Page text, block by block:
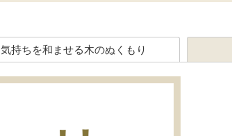
気持ちを和ませる木のぬくもり